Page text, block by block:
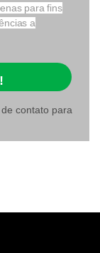
para fins
a
contato para